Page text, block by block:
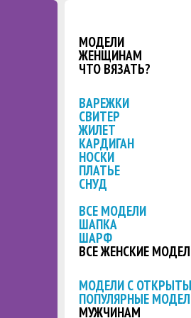
МОДЕЛИ
ЖЕНЩИНАМ
ЧТО ВЯЗАТЬ?
ВАРЕЖКИ
СВИТЕР
ЖИЛЕТ
КАРДИГАН
НОСКИ
ПЛАТЬЕ
СНУД
ВСЕ МОДЕЛИ
ШАПКА
ШАРФ
ВСЕ ЖЕНСКИЕ
МОДЕЛИ С
ПОПУЛЯРНЫЕ
МУЖЧИНАМ